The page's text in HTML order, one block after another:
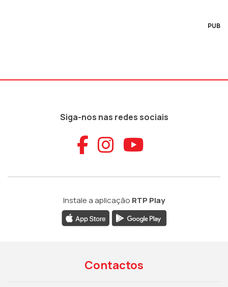
PUB
Siga-nos nas redes sociais
Aceder ao
Aceder ao
Aceder
Instale a aplicação RTP Play
Contactos